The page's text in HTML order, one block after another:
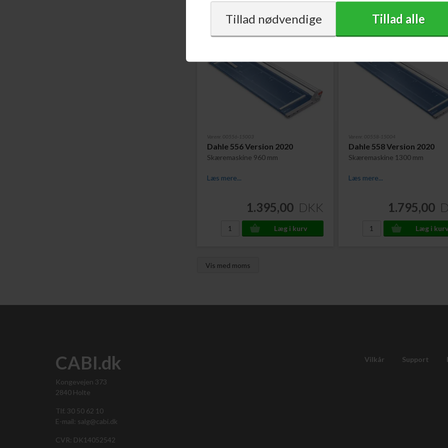
Varenr. 00556-15003
Dahle 556 Version 2020
Skæremaskine 960 mm
Læs mere...
1.395,00 DKK
Varenr. 00558-15004
Dahle 558 Version 2020
Skæremaskine 1300 mm
Læs mere...
1.795,00
Vis med moms
CABI.dk
Kongevejen 373
2840 Holte
Tlf. 30 50 62 10
E-mail: salg@cabi.dk
CVR: DK14052542
Vilkår Support